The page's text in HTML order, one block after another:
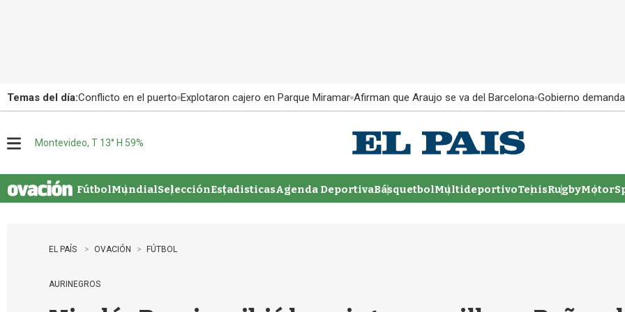
Temas del día:Conflicto en el puerto Explotaron cajero en Parque Miramar Afirman que Araujo se va del Barcelona Gobierno
u
Montevideo, T 13° H 59%
FútbolMundialSelecciónEstadisticasAgenda DeportivaBásquetbolMultideportivoTenisRugby
EL PAÍS OVACIÓN FÚTBOL
AURINEGROS